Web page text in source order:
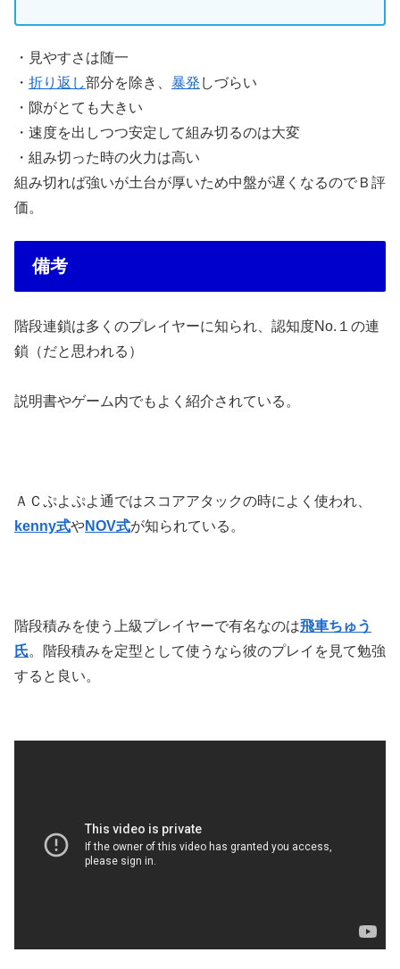
・見やすさは随一
・ 折り返し部分を除き、 暴発 しづらい
・隙がとても大きい
・速度を出しつつ安定して組み切るのは大変
・組み切った時の火力は高い
組み切れば強いが土台が厚いため中盤が遅くなるのでＢ評
価。
備考
階段連鎖は多くのプレイヤーに知られ、認知度No.１の連
鎖（だと思われる）
説明書やゲーム内でもよく紹介されている。
ＡＣぷよぷよ通ではスコアアタックの時によく使われ、
kenny式やNOV式が知られている。
階段積みを使う上級プレイヤーで有名なのは飛車ちゅう
氏。階段積みを定型として使うなら彼のプレイを見て勉強
すると良い。